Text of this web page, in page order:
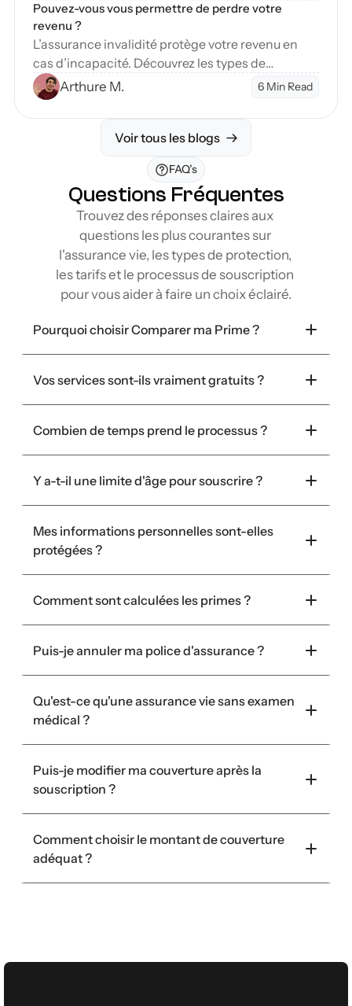
Pouvez-vous vous permettre de perdre votre
revenu ?
L’assurance invalidité protège votre revenu en
cas d’incapacité. Découvrez les types de
couverture et étapes pour sécuriser votre avenir
financier.
Arthure M. 6 Min Read
Voir tous les blogs
FAQ’s
Questions Fréquentes
Trouvez des réponses claires aux
questions les plus courantes sur
l'assurance vie, les types de protection,
les tarifs et le processus de souscription
pour vous aider à faire un choix éclairé.
Pourquoi choisir Comparer ma Prime ?
Vos services sont-ils vraiment gratuits ?
Combien de temps prend le processus ?
Y a-t-il une limite d'âge pour souscrire ?
Mes informations personnelles sont-elles
protégées ?
Comment sont calculées les primes ?
Puis-je annuler ma police d'assurance ?
Qu'est-ce qu'une assurance vie sans examen
médical ?
Puis-je modifier ma couverture après la
souscription ?
Comment choisir le montant de couverture
adéquat ?